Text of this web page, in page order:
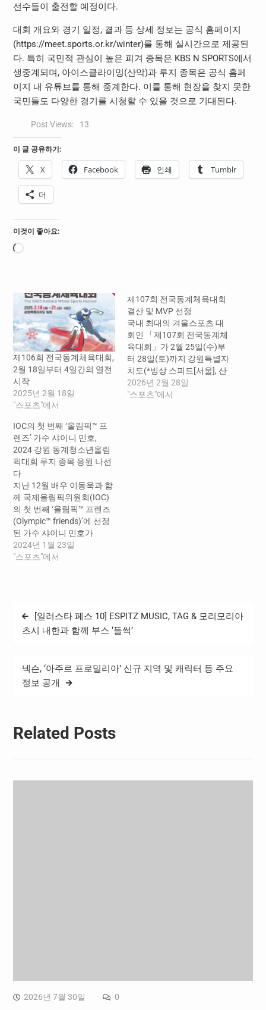
선수들이 출전할 예정이다.
대회 개요와 경기 일정, 결과 등 상세 정보는 공식 홈페이지
(https://meet.sports.or.kr/winter)를 통해 실시간으로 제공된
다. 특히 국민적 관심이 높은 피겨 종목은 KBS N SPORTS에서
생중계되며, 아이스클라이밍(산악)과 루지 종목은 공식 홈페
이지 내 유튜브를 통해 중계한다. 이를 통해 현장을 찾지 못한
국민들도 다양한 경기를 시청할 수 있을 것으로 기대된다.
Post Views: 13
이 글 공유하기:
X Facebook 인쇄 Tumblr
더
이것이 좋아요:
로
제106회 전국동계체육대회,
2월 18일부터 4일간의 열전
시작
2025년 2월 18일
"스포츠"에서
제107회 전국동계체육대회
결산 및 MVP 선정
국내 최대의 겨울스포츠 대
회인 「제107회 전국동계체
육대회」가 2월 25일(수)부
터 28일(토)까지 강원특별자
치도(*빙상 스피드[서울], 산
악[경북]) 일원에서 선수
2,797명과 임원 1,583명 등
2026년 2월 28일
"스포츠"에서
IOC의 첫 번째 ‘올림픽™ 프
렌즈’ 가수 샤이니 민호,
2024 강원 동계청소년올림
픽대회 루지 종목 응원 나선
다
지난 12월 배우 이동욱과 함
께 국제올림픽위원회(IOC)
의 첫 번째 ‘올림픽™ 프렌즈
(Olympic™ friends)’에 선정
된 가수 샤이니 민호가
‘2024 강원 동계청소년올림
픽대회(이하 강원 2024)’를
23일(화) 오전에 평창 알펜
시아 슬라이딩 센터에서 루
2024년 1월 23일
"스포츠"에서
글
탐
[일러스타 페스 10] ESPITZ MUSIC, TAG & 모리모리아
츠시 내한과 함께 부스 ‘들썩’
넥슨, ‘아주르 프로밀리아’ 신규 지역 및 캐릭터 등 주요
정보 공개
Related Posts
2026년 7월 30일 0